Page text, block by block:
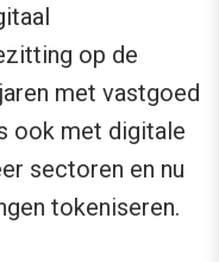
op de
met vastgoed
ook met digitale
sectoren en nu
tokeniseren.